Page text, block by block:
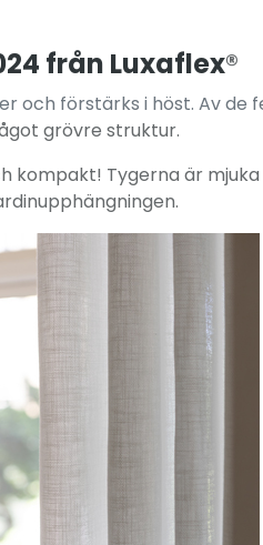
från Luxaflex®
och förstärks i höst. Av de
grövre struktur.
kompakt! Tygerna är